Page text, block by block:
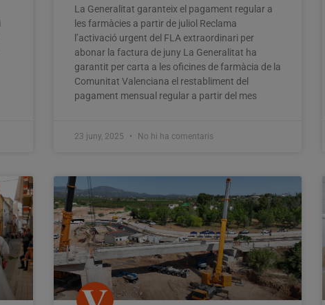
La Generalitat garanteix el pagament regular a
les farmàcies a partir de juliol Reclama
l’activació urgent del FLA extraordinari per
abonar la factura de juny La Generalitat ha
garantit per carta a les oficines de farmàcia de la
Comunitat Valenciana el restabliment del
pagament mensual regular a partir del mes
23 juny, 2025 No hi ha comentaris